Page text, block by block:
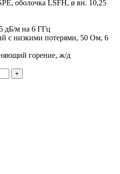
оболочка LSFH, ø вн. 10,25
дБ/м на 6 ГГц
с низкими потерями, 50 Ом, 6
горение, ж/д
+